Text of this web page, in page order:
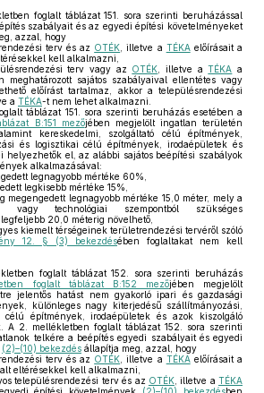
foglalt táblázat 151. sora szerinti beruházással
szabályait és az egyedi építési követelményeket
azzal, hogy
terv és az OTÉK , illetve a TÉKAelőírásait a
kell alkalmazni,
terv vagy az OTÉK , illetve aTÉKA a
meghatározott sajátos szabályaival ellentétes vagy
előírást tartalmaz, akkor a településrendezési
a TÉKA-t nem lehet alkalmazni.
táblázat 151. sora szerinti beruházás esetében a
B:151 mezőjében megjelölt ingatlan területén
kereskedelmi, szolgáltató célú építmények,
és logisztikai célú építmények, irodaépületek és
helyezhetők el, az alábbi sajátos beépítési szabályok
alkalmazásával:
legnagyobb mértéke 60%,
legkisebb mértéke 15%,
megengedett legnagyobb mértéke 15,0 méter, mely a
vagy technológiai szempontból szükséges
20,0 méterig növelhető,
kiemelt térségeinek területrendezési tervéről szóló
12. § (3) bekezdésében foglaltakat nem kell
foglalt táblázat 152. sora szerinti beruházás
foglalt táblázat B:152 mezőjében megjelölt
jelentős hatást nem gyakorló ipari és gazdasági
különleges nagy kiterjedésű szállítmányozási,
célú építmények, irodaépületek és azok kiszolgáló
A 2. mellékletben foglalt táblázat 152. sora szerinti
telkére a beépítés egyedi szabályait és egyedi
(2)–(10) bekezdés állapítja meg, azzal, hogy
terv és az OTÉK , illetve a TÉKAelőírásait a
eltérésekkel kell alkalmazni,
településrendezési terv és az OTÉK, illetve aTÉKA